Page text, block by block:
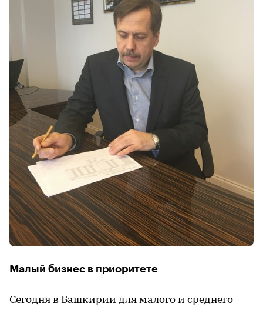
Малый бизнес в приоритете
Сегодня в Башкирии для малого и среднего